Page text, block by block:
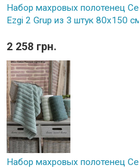
Набор махровых полотенец
Ezgi 2 Grup из 3 штук 80х150
2 258 грн.
Набор махровых полотенец